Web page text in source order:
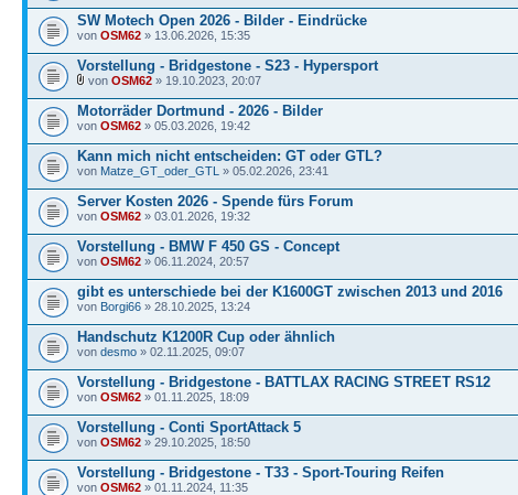
SW Motech Open 2026 - Bilder - Eindrücke
von OSM62 » 13.06.2026, 15:35
Vorstellung - Bridgestone - S23 - Hypersport
von OSM62 » 19.10.2023, 20:07
Motorräder Dortmund - 2026 - Bilder
von OSM62 » 05.03.2026, 19:42
Kann mich nicht entscheiden: GT oder GTL?
von Matze_GT_oder_GTL » 05.02.2026, 23:41
Server Kosten 2026 - Spende fürs Forum
von OSM62 » 03.01.2026, 19:32
Vorstellung - BMW F 450 GS - Concept
von OSM62 » 06.11.2024, 20:57
gibt es unterschiede bei der K1600GT zwischen 2013 und 2016
von Borgi66 » 28.10.2025, 13:24
Handschutz K1200R Cup oder ähnlich
von desmo » 02.11.2025, 09:07
Vorstellung - Bridgestone - BATTLAX RACING STREET RS12
von OSM62 » 01.11.2025, 18:09
Vorstellung - Conti SportAttack 5
von OSM62 » 29.10.2025, 18:50
Vorstellung - Bridgestone - T33 - Sport-Touring Reifen
von OSM62 » 01.11.2024, 11:35